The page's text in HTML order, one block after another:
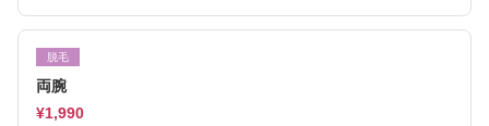
脱毛
両腕
¥1,990